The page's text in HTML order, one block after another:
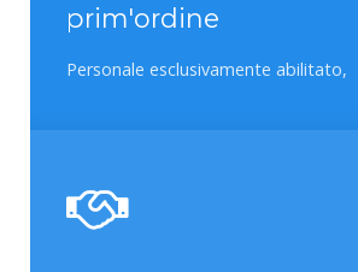
prim'ordine
Personale esclusivamente abilitato,